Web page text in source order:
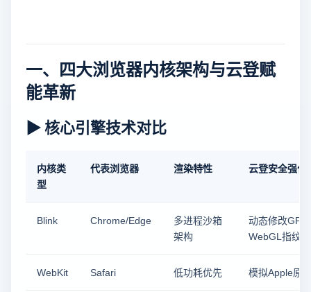
一、四大浏览器内核架构与云登赋
能革新
▶ 核心引擎技术对比
内核类
型
代表浏览器 渲染特性 云登安全强化
Blink Chrome/Edge
多进程沙箱
架构
动态修改
WebGL指纹）
WebKit Safari 低功耗优先 模拟Apple原